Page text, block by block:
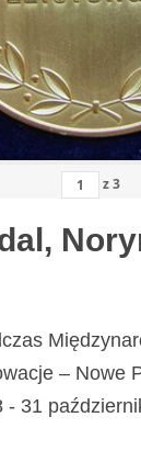
z3
– Nowe
- 31